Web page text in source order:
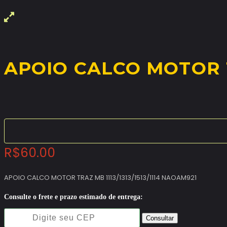
APOIO CALCO MOTOR
R$60.00
APOIO CALCO MOTOR TRAZ MB 1113/1313/1513/1114 NAOAM921
Consulte o frete e prazo estimado de entrega:
Consultar